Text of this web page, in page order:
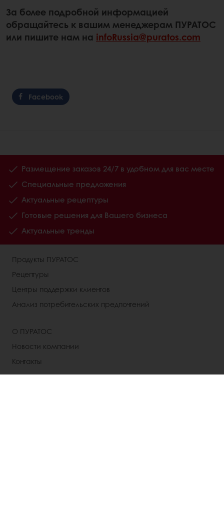
За более подробной информацией
обращайтесь к вашим менеджерам ПУРАТОС
или пишите нам на infoRussia@puratos.com
Facebook
Размещение заказов 24/7 в удобном для вас месте
Специальные предложения
Актуальные рецептуры
Готовые решения для Вашего бизнеса
Актуальные тренды
Продукты ПУРАТОС
Рецептуры
Центры поддержки клиентов
Анализ потребительских предпочтений
О ПУРАТОС
Новости компании
Контакты